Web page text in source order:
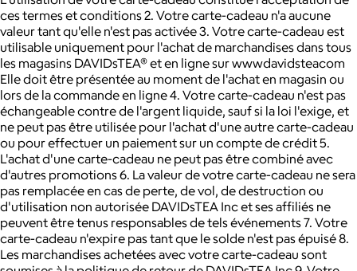
ces termes et conditions 2. Votre carte-cadeau n'a aucune
valeur tant qu'elle n'est pas activée 3. Votre carte-cadeau est
utilisable uniquement pour l'achat de marchandises dans tous
les magasins DAVIDsTEA® et en ligne sur wwwdavidsteacom
Elle doit être présentée au moment de l'achat en magasin ou
lors de la commande en ligne 4. Votre carte-cadeau n'est pas
échangeable contre de l'argent liquide, sauf si la loi l'exige, et
ne peut pas être utilisée pour l'achat d'une autre carte-cadeau
ou pour effectuer un paiement sur un compte de crédit 5.
L'achat d'une carte-cadeau ne peut pas être combiné avec
d'autres promotions 6. La valeur de votre carte-cadeau ne sera
pas remplacée en cas de perte, de vol, de destruction ou
d'utilisation non autorisée DAVIDsTEA Inc et ses affiliés ne
peuvent être tenus responsables de tels événements 7. Votre
carte-cadeau n'expire pas tant que le solde n'est pas épuisé 8.
Les marchandises achetées avec votre carte-cadeau sont